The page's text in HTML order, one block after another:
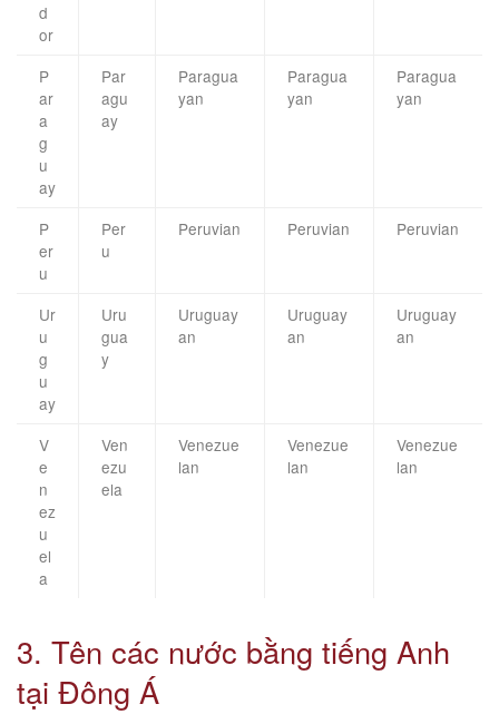
d
or
P
ar
a
g
u
ay
Par
agu
ay
Paragua
yan
Paragua
yan
Paragua
yan
P
er
u
Per
u
Peruvian Peruvian Peruvian
Ur
u
g
u
ay
Uru
gua
y
Uruguay
an
Uruguay
an
Uruguay
an
V
e
n
ez
u
el
a
Ven
ezu
ela
Venezue
lan
Venezue
lan
Venezue
lan
3. Tên các nước bằng tiếng Anh
tại Đông Á